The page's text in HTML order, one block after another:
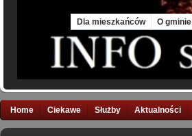
Dla mieszkańców O gminie
Home Ciekawe Służby Aktualności